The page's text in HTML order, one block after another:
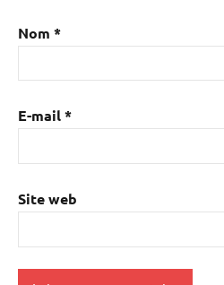
Nom *
E-mail*
Site web